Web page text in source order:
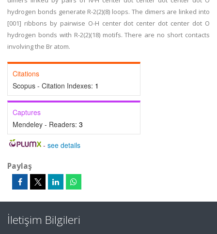
hydrogen bonds generate R-2(2)(8) loops. The dimers are linked into
[001] ribbons by pairwise O-H center dot center dot center dot O
hydrogen bonds with R-2(2)(18) motifs. There are no short contacts
involving the Br atom.
Citations
Scopus - Citation Indexes: 1
Captures
Mendeley - Readers: 3
- see details
Paylaş
İletişim Bilgileri